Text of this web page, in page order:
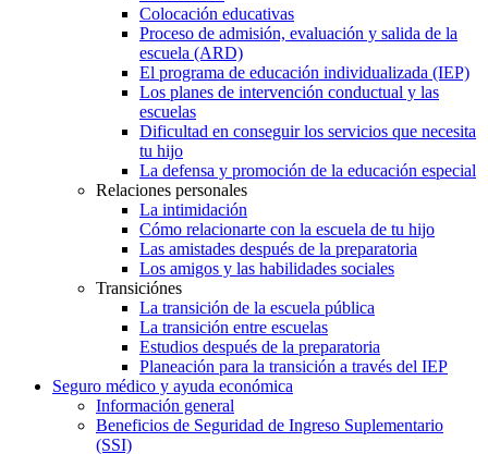
Colocación educativas
Proceso de admisión, evaluación y salida de la
escuela (ARD)
El programa de educación individualizada (IEP)
Los planes de intervención conductual y las
escuelas
Dificultad en conseguir los servicios que necesita
tu hijo
La defensa y promoción de la educación especial
Relaciones personales
La intimidación
Cómo relacionarte con la escuela de tu hijo
Las amistades después de la preparatoria
Los amigos y las habilidades sociales
Transiciónes
La transición de la escuela pública
La transición entre escuelas
Estudios después de la preparatoria
Planeación para la transición a través del IEP
Seguro médico y ayuda económica
Información general
Beneficios de Seguridad de Ingreso Suplementario
(SSI)